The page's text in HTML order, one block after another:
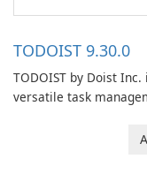
TODOIST 9.30.0
TODOIST by Doist Inc.
versatile task